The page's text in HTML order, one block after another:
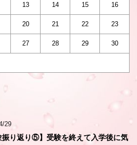
13 14 15 16
20 21 22 23
27 28 29 30
29
振り返り⑤】受験を終えて入学後に気